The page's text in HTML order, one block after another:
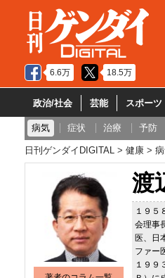
6.6万 18.5万
政治/社会 芸能 スポーツ
病気 症状 治療 予防
日刊ゲンダイDIGITAL 健康
渡
１９５
会理事
医、日
ファー
１９９